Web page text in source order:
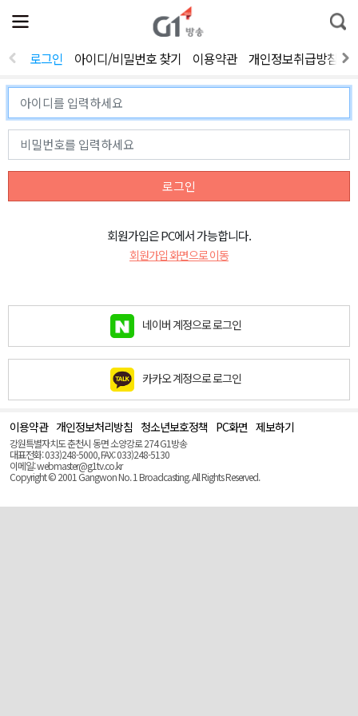
전
체
뉴
열
통
합
색
로그인 아이디/비밀번호 찾기 이용약관 개인정보취급방침
로그인
회원가입은 PC에서 가능합니다.
회원가입 화면으로 이동
네이버 계정으로 로그인
카카오 계정으로 로그인
이용약관 개인정보처리방침 청소년보호정책 PC화면 제보하기
강원특별자치도 춘천시 동면 소양강로 274 G1방송
대표전화: 033)248-5000, FAX: 033)248-5130
이메일: webmaster@g1tv.co.kr
Copyright © 2001 Gangwon No. 1 Broadcasting. All Rights Reserved.